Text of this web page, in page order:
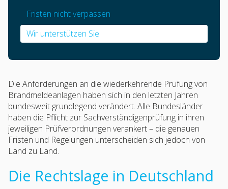
Fristen nicht verpassen
Wir unterstützen Sie
Die Anforderungen an die wiederkehrende Prüfung von
Brandmeldeanlagen haben sich in den letzten Jahren
bundesweit grundlegend verändert. Alle Bundesländer
haben die Pflicht zur Sachverständigenprüfung in ihren
jeweiligen Prüfverordnungen verankert – die genauen
Fristen und Regelungen unterscheiden sich jedoch von
Land zu Land.
Die Rechtslage in Deutschland